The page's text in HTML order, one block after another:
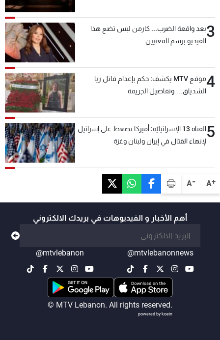
A+
A-
3بعد واقعة الضرب... كارمن لبس تضع هذا
الفيديو برسم المعنيين
4
موقع MTV يكشف: حكم بإعدام قاتل ريا
الشدياق… وتفاصيل الجريمة
5
القناة 13 الإسرائيليّة: أميركا تضغط على إسرائيل
لإنهاء القتال في إيران ولبنان وغزة
أهم الأخبار و الفيديوهات في بريدك الالكتروني
@mtvlebanonnews
@mtvlebanon
© MTV Lebanon. All rights reserved.
powered by koein